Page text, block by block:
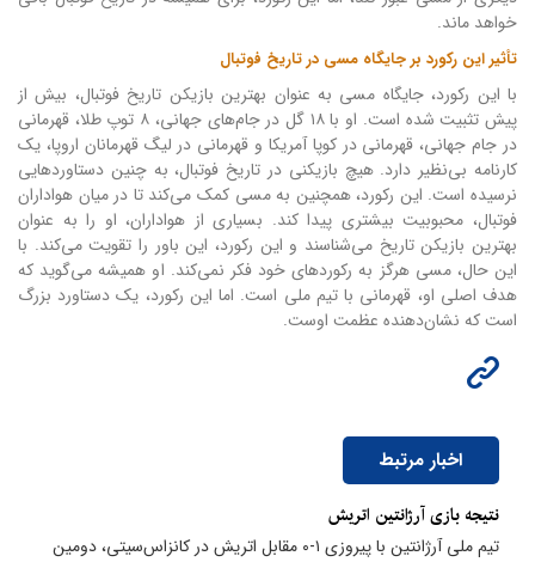
خواهد ماند.
تأثیر این رکورد بر جایگاه مسی در تاریخ فوتبال
با این رکورد، جایگاه مسی به عنوان بهترین بازیکن تاریخ فوتبال، بیش از
پیش تثبیت شده است. او با ۱۸ گل در جام‌های جهانی، ۸ توپ طلا، قهرمانی
در جام جهانی، قهرمانی در کوپا آمریکا و قهرمانی در لیگ قهرمانان اروپا، یک
کارنامه بی‌نظیر دارد. هیچ بازیکنی در تاریخ فوتبال، به چنین دستاوردهایی
نرسیده است. این رکورد، همچنین به مسی کمک می‌کند تا در میان هواداران
فوتبال، محبوبیت بیشتری پیدا کند. بسیاری از هواداران، او را به عنوان
بهترین بازیکن تاریخ می‌شناسند و این رکورد، این باور را تقویت می‌کند. با
این حال، مسی هرگز به رکوردهای خود فکر نمی‌کند. او همیشه می‌گوید که
هدف اصلی او، قهرمانی با تیم ملی است. اما این رکورد، یک دستاورد بزرگ
است که نشان‌دهنده عظمت اوست.
اخبار مرتبط
نتیجه بازی آرژانتین اتریش
تیم ملی آرژانتین با پیروزی ۱-۰ مقابل اتریش در کانزاس‌سیتی، دومین